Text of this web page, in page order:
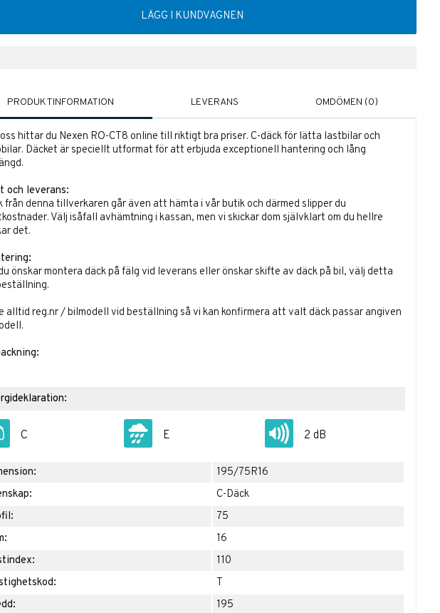
LÄGG I KUNDVAGNEN
PRODUKTINFORMATION
hittar du Nexen RO-CT8 online till riktigt bra priser. C-däck för lätta lastbilar och
Däcket är speciellt utformat för att erbjuda exceptionell hantering och lång
och leverans:
från denna tillverkaren går även att hämta i vår butik och därmed slipper du
Välj isåfall avhämtning i kassan, men vi skickar dom självklart om du hellre
det.
önskar montera däck på fälg vid leverans eller önskar skifte av däck på bil, välj detta
alltid reg.nr / bilmodell vid beställning så vi kan konfirmera att valt däck passar angiven
C E 2 dB
195/75R16
C-Däck
75
16
110
T
195
LEVERANS OMDÖMEN (0)